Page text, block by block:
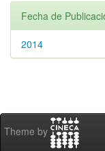
Fecha de
2014
Theme by